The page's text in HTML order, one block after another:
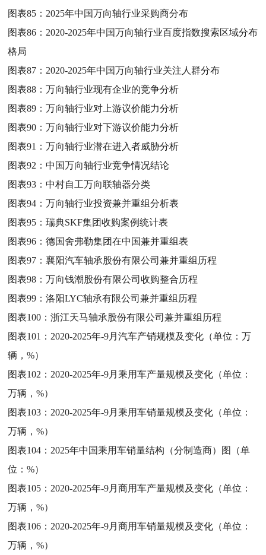
图表85： 2025年中国万向轴行业采购商分布
图表86： 2020-2025年中国万向轴行业百度指数搜索区域分布
格局
图表87： 2020-2025年中国万向轴行业关注人群分布
图表88：万向轴行业现有企业的竞争分析
图表89：万向轴行业对上游议价能力分析
图表90：万向轴行业对下游议价能力分析
图表91：万向轴行业潜在进入者威胁分析
图表92：中国万向轴行业竞争情况结论
图表93：中村自工万向联轴器分类
图表94：万向轴行业投资兼并重组分析表
图表95：瑞典SKF集团收购案例统计表
图表96：德国舍弗勒集团在中国兼并重组表
图表97： 襄阳汽车轴承股份有限公司兼并重组历程
图表98：万向钱潮股份有限公司收购整合历程
图表99：洛阳LYC轴承有限公司兼并重组历程
图表100：浙江天马轴承股份有限公司兼并重组历程
图表101： 2020-2025年-9月汽车产销规模及变化（单位：万
辆，%）
图表102： 2020-2025年-9月乘用车产量规模及变化（单位：
万辆，%）
图表103： 2020-2025年-9月乘用车销量规模及变化（单位：
万辆，%）
图表104： 2025年中国乘用车销量结构（分制造商）图（单
位：%）
图表105： 2020-2025年-9月商用车产量规模及变化（单位：
万辆，%）
图表106： 2020-2025年-9月商用车销量规模及变化（单位：
万辆，%）